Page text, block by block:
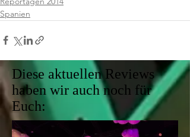
Spanien
Diese aktuellen Reviews
haben wir auch noch für
Euch: